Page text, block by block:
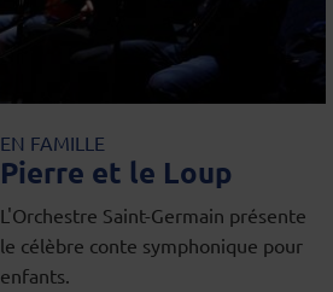
EN FAMILLE
Pierre et le Loup
L'Orchestre Saint-Germain présente
le célèbre conte symphonique pour
enfants.